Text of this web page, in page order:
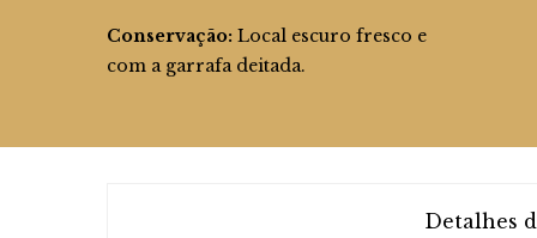
Conservação: Local escuro fresco e
com a garrafa deitada.
Detalhes